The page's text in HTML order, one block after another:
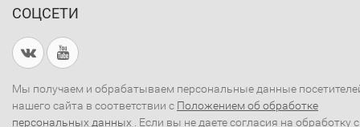
СОЦСЕТИ
Мы получаем и обрабатываем персональные данные
нашего сайта в соответствии с Положением об обработке
персональных данных . Если вы не даете согласия на обработку